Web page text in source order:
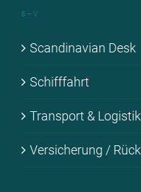
S – V
Scan­di­na­vi­an Desk
Schiff­fahrt
Trans­port & Lo­gis­tik
Ver­si­che­rung /